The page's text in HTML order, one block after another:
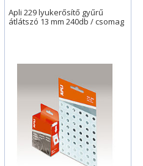
Apli 229 lyukerősítő gyűrű
átlátszó 13 mm 240db / csomag